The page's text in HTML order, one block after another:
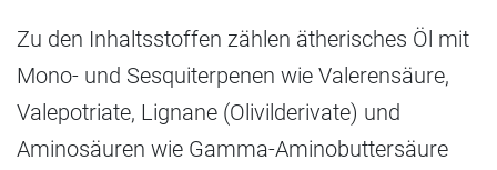
Zu den Inhaltsstoffen zählen ätherisches Öl mit
Mono- und Sesquiterpenen wie Valerensäure,
Valepotriate, Lignane (Olivilderivate) und
Aminosäuren wie Gamma-Aminobuttersäure